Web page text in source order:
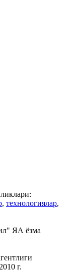
, технологиялар,
ЯА ёзма
г.